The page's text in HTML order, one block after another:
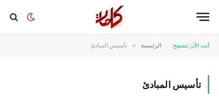
أنت الآن تتصفح: الرئيسية » تأسيس المبادئ
تأسيس المبادئ